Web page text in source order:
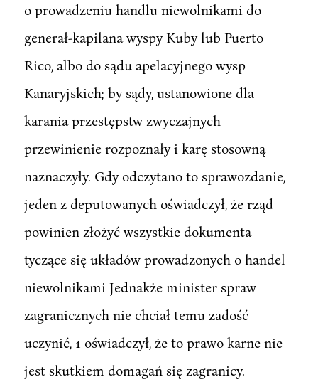
o prowadzeniu handlu niewolnikami do
generał-kapilana wyspy Kuby lub Puerto
Rico, albo do sądu apelacyjnego wysp
Kanaryjskich; by sądy, ustanowione dla
karania przestępstw zwyczajnych
przewinienie rozpoznały i karę stosowną
naznaczyły. Gdy odczytano to sprawozdanie,
jeden z deputowanych oświadczył, że rząd
powinien złożyć wszystkie dokumenta
tyczące się układów prowadzonych o handel
niewolnikami Jednakże minister spraw
zagranicznych nie chciał temu zadość
uczynić, 1 oświadczył, że to prawo karne nie
jest skutkiem domagań się zagranicy.